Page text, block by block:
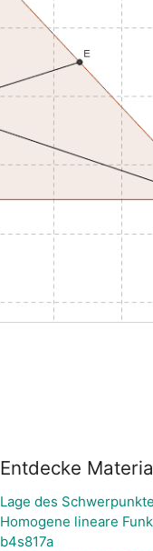
Entdecke
Lage des
Homogene lineare
b4s817a